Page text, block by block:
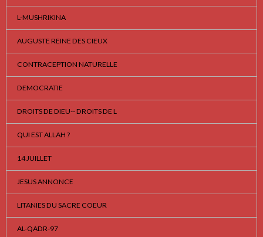
L-MUSHRIKINA
AUGUSTE REINE DES CIEUX
CONTRACEPTION NATURELLE
DEMOCRATIE
DROITS DE DIEU-- DROITS DE L
QUI EST ALLAH ?
14 JUILLET
JESUS ANNONCE
LITANIES DU SACRE COEUR
AL-QADR-97